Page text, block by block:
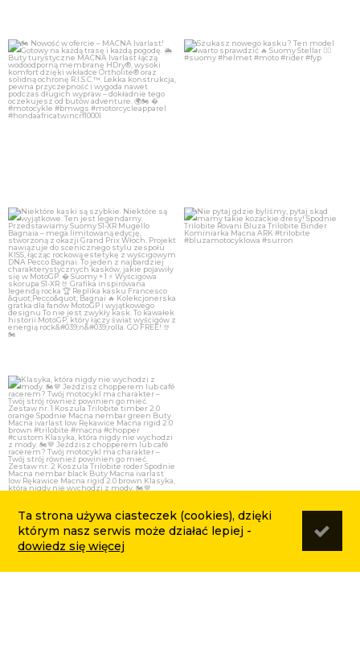
Ta strona używa ciasteczek (cookies), dzięki
którym nasz serwis może działać lepiej -
dowiedz się więcej